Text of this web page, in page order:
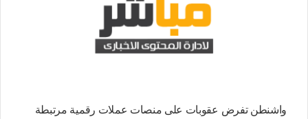
واشنطن تفرض عقوبات على منصات عملات رقمية مرتبطة